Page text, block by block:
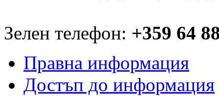
Зелен телефон: +359 64
Правна информация
Достъп до информация